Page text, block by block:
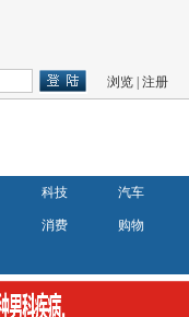
浏览 |注册
科技 汽车
消费 购物